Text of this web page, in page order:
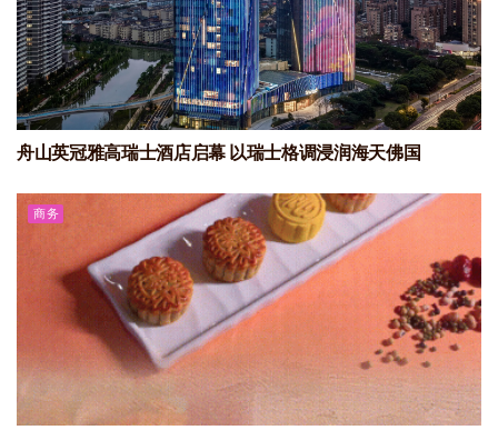
舟山英冠雅高瑞士酒店启幕 以瑞士格调浸润海天佛国
商务